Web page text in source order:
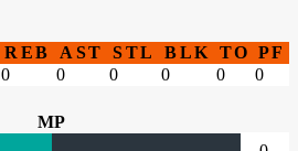
REB AST STL BLK TO PF
0 0 0 0 0 0
MP